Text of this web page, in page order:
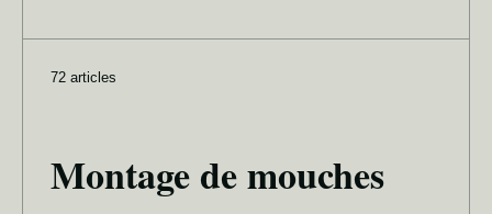
72 articles
Montage de mouches